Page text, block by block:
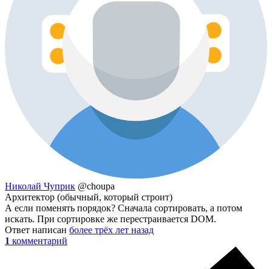
Николай Чуприк @choupa
Архитектор (обычный, который строит)
А если поменять порядок? Сначала сортировать, а потом
искать. При сортировке же перестраивается DOM.
Ответ написан более трёх лет назад
1 комментарий